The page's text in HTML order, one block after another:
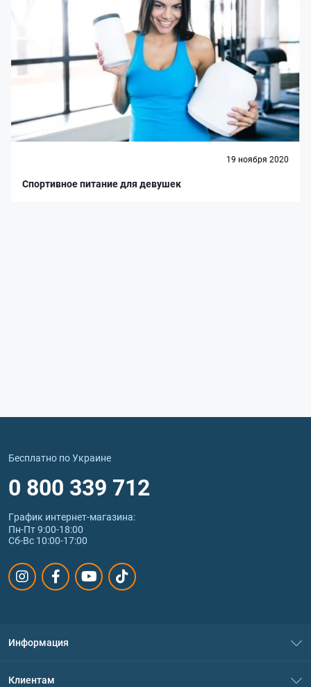
19 ноября 2020
Спортивное питание для девушек
Бесплатно по Украине
0 800 339 712
График интернет‑магазина:
Пн-Пт 9:00-18:00
Сб-Вс 10:00-17:00
Информация
Клиентам